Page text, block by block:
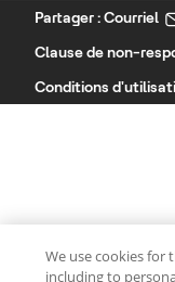
Partager : Courriel
Clause de non-
Conditions
We use cookies for
including to